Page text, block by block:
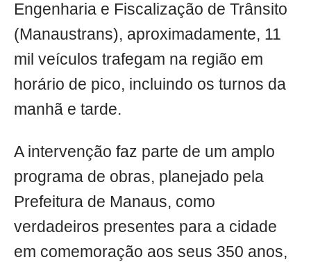
Engenharia e Fiscalização de Trânsito
(Manaustrans), aproximadamente, 11
mil veículos trafegam na região em
horário de pico, incluindo os turnos da
manhã e tarde.
A intervenção faz parte de um amplo
programa de obras, planejado pela
Prefeitura de Manaus, como
verdadeiros presentes para a cidade
em comemoração aos seus 350 anos,